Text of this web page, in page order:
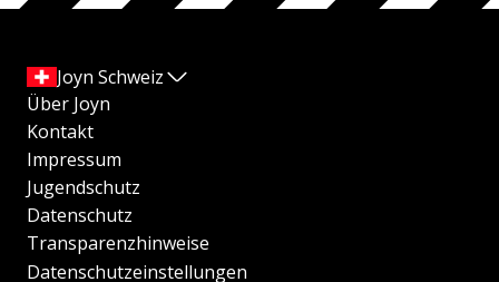
Joyn Schweiz
Über Joyn
Kontakt
Impressum
Jugendschutz
Datenschutz
Transparenzhinweise
Datenschutzeinstellungen